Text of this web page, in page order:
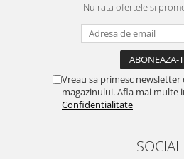
Nu rata ofertele si
Vreau sa primesc
magazinului. Afla mai multe
Confidentialitate
SOCIAL